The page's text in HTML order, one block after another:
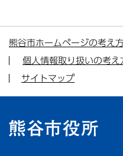
熊谷市ホームページの考え
個人情報取り扱いの考え
サイトマップ